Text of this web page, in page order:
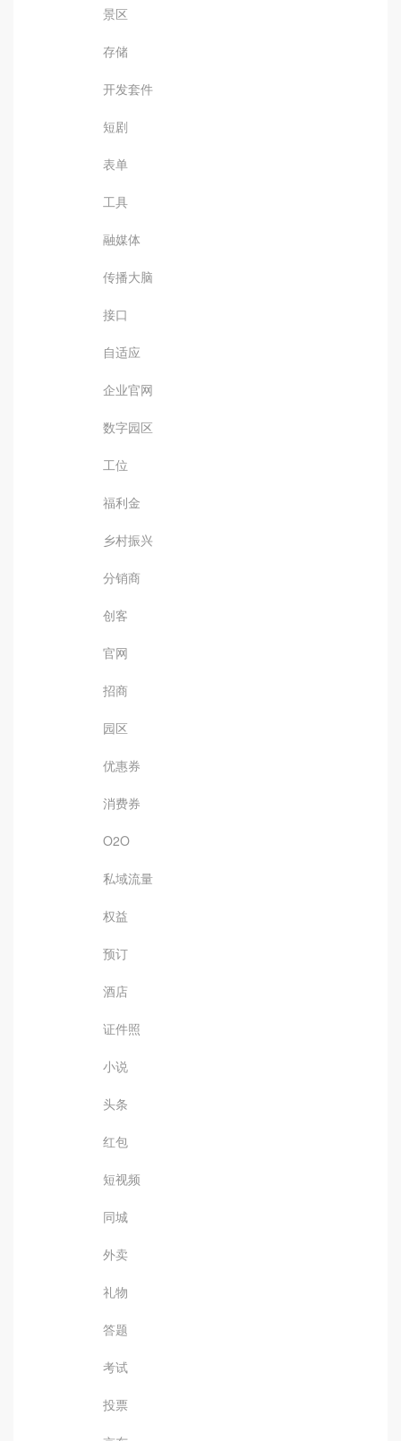
景区
存储
开发套件
短剧
表单
工具
融媒体
传播大脑
接口
自适应
企业官网
数字园区
工位
福利金
乡村振兴
分销商
创客
官网
招商
园区
优惠券
消费券
O2O
私域流量
权益
预订
酒店
证件照
小说
头条
红包
短视频
同城
外卖
礼物
答题
考试
投票